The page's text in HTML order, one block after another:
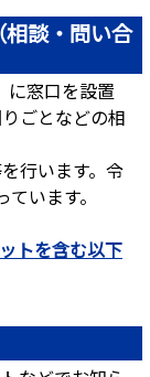
談・問い合
窓口を設置
ごとなどの相
行います。令
ています。
トを含む以下